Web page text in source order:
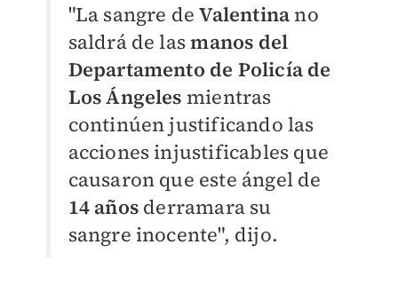
"La sangre deValentinano
saldrá de lasmanos del
Departamento de Policía de
Los Ángeles mientras
continúen justificando las
acciones injustificables que
causaron que este ángel de
14 añosderramara su
sangre inocente", dijo.